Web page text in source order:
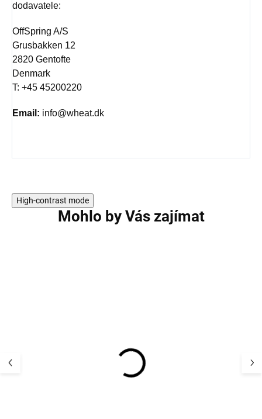
dodavatele:
OffSpring A/S
Grusbakken 12
2820 Gentofte
Denmark
T: +45 45200220
Email: info@wheat.dk
High-contrast mode
Mohlo by Vás zajímat